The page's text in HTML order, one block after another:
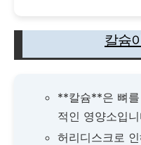
칼슘
**칼슘**은 뼈를
적인 영양소입
허리디스크로